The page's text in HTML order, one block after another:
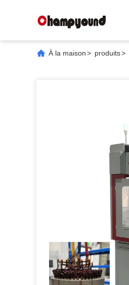
À la maison> produits>